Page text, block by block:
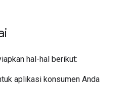
hal-hal berikut:
aplikasi konsumen Anda